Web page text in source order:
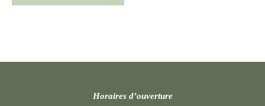
Horaires d’ouverture